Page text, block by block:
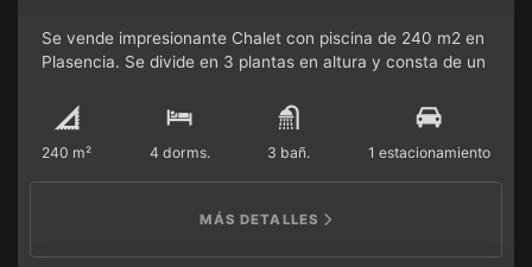
Se vende impresionante Chalet con piscina de 240 m2 en
Plasencia. Se divide en 3 plantas en altura y consta de un
baños, patio, terraza y trastero. Tiene calefacción y aire
acondicionado, todo reformado con primeras calidades.
En la planta baja tiene garaje y una gran bodega.
240 m² 4 dorms. 3 bañ. 1 estacionamiento
MÁS DETALLES